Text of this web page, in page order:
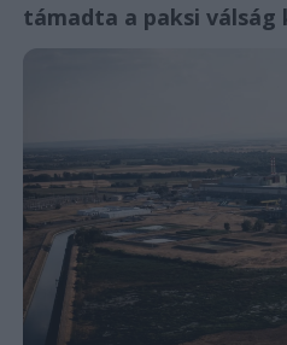
támadta a paksi válság